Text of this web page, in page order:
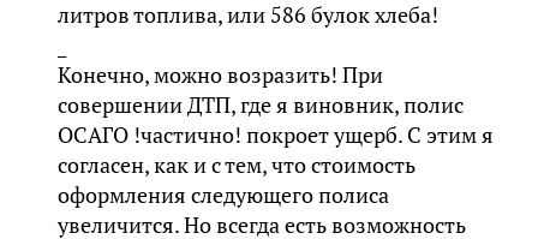
литров топлива, или 586 булок хлеба!
Конечно, можно возразить! При
совершении ДТП, где я виновник, полис
ОСАГО !частично! покроет ущерб. С этим я
согласен, как и с тем, что стоимость
оформления следующего полиса
увеличится. Но всегда есть возможность